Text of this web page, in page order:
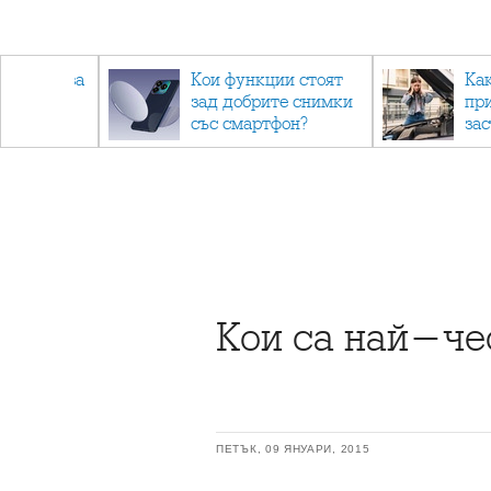
съвети за
Кои функции стоят
зад добрите снимки
със смартфон?
Кои са най-
ПЕТЪК, 09 ЯНУАРИ, 2015